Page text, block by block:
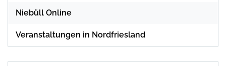
Niebüll Online
Veranstaltungen in Nordfriesland